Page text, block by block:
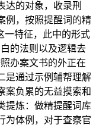
达的对象，收录刑
例，按照提醒词的精
一特征，此中的形式
的法则以及逻辑去
办案文书的外正在
是通过示例辅帮理解
案负累的无益摸索和
提炼：做精提醒词库
为体例，对于查察官